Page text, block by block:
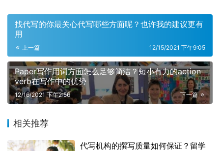
找代写的你最关心代写哪些方面呢？也许我的建议更有
用
上一篇 12/15/2021 下午9:05
Paper写作用词方面怎么足够简洁？短小有力的action
verb在写作中的优势
下一篇
12/16/2021 下午2:56
相关推荐
代写机构的撰写质量如何保证？留学